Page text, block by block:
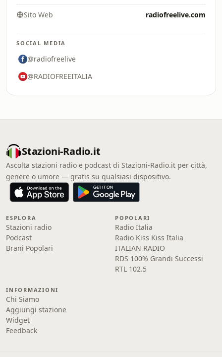
Sito Web radiofreelive.com
SOCIAL MEDIA
@radiofreelive
@RADIOFREEITALIA
Stazioni-Radio.it
Ascolta stazioni radio e podcast di Stazioni-Radio.it per città,
genere o umore — gratis su qualsiasi dispositivo.
ESPLORA
Stazioni radio
Podcast
Brani Popolari
POPOLARI
Radio Italia
Radio Kiss Kiss Italia
ITALIAN RADIO
RDS 100% Grandi Successi
RTL 102.5
INFORMAZIONI
Chi Siamo
Aggiungi stazione
Widget
Feedback